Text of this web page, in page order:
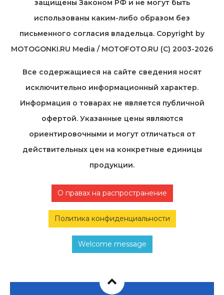
защищены Законом РФ и не могут быть
использованы каким-либо образом без
письменного согласия владельца. Copyright by
MOTOGONKI.RU Media / MOTOFOTO.RU (C) 2003-2026
Все содержащиеся на cайте сведения носят
исключительно информационный характер.
Информация о товарах не является публичной
офертой. Указанные цены являются
ориентировочными и могут отличаться от
действительных цен на конкретные единицы
продукции.
О правах на распространение
Политика конфиденциальности
Welcome message